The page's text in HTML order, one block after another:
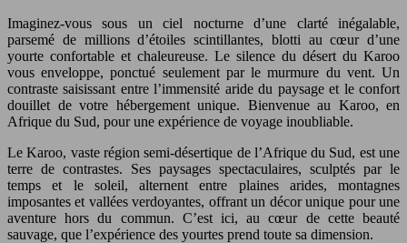
Imaginez-vous sous un ciel nocturne d’une clarté inégalable,
parsemé de millions d’étoiles scintillantes, blotti au cœur d’une
yourte confortable et chaleureuse. Le silence du désert du Karoo
vous enveloppe, ponctué seulement par le murmure du vent. Un
contraste saisissant entre l’immensité aride du paysage et le confort
douillet de votre hébergement unique. Bienvenue au Karoo, en
Afrique du Sud, pour une expérience de voyage inoubliable.
Le Karoo, vaste région semi-désertique de l’Afrique du Sud, est une
terre de contrastes. Ses paysages spectaculaires, sculptés par le
temps et le soleil, alternent entre plaines arides, montagnes
imposantes et vallées verdoyantes, offrant un décor unique pour une
aventure hors du commun. C’est ici, au cœur de cette beauté
sauvage, que l’expérience des yourtes prend toute sa dimension.